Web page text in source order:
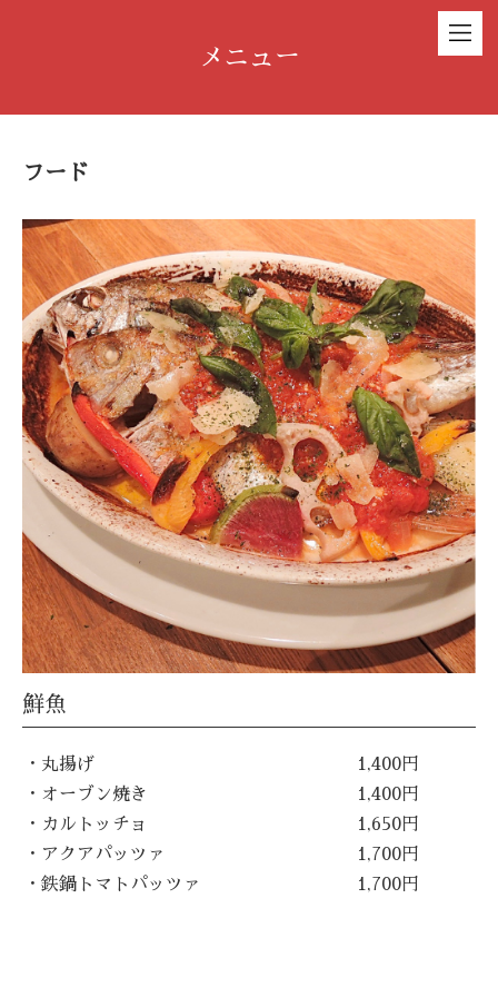
メニュー
フード
鮮魚
・丸揚げ
1,400円
・オーブン焼き
1,400円
・カルトッチョ
1,650円
・アクアパッツァ
1,700円
・鉄鍋トマトパッツァ
1,700円